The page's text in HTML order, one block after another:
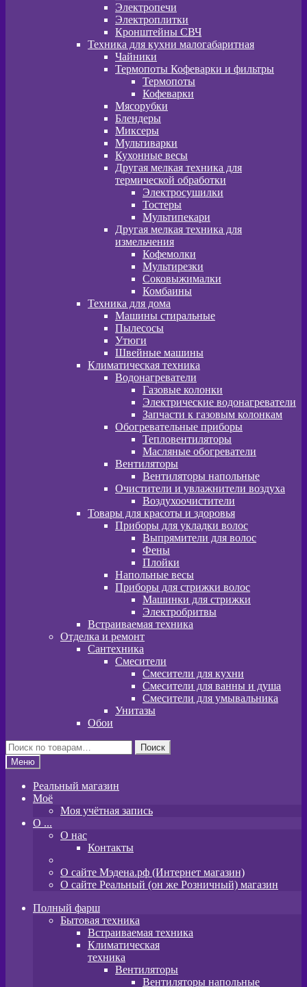
Электропечи
Электроплитки
Кронштейны СВЧ
Техника для кухни малогабаритная
Чайники
Термопоты Кофеварки и фильтры
Термопоты
Кофеварки
Мясорубки
Блендеры
Миксеры
Мультиварки
Кухонные весы
Другая мелкая техника для
термической обработки
Электросушилки
Тостеры
Мультипекари
Другая мелкая техника для
измельчения
Кофемолки
Мультирезки
Соковыжималки
Комбаины
Техника для дома
Машины стиральные
Пылесосы
Утюги
Швейные машины
Климатическая техника
Водонагреватели
Газовые колонки
Электрические водонагреватели
Запчасти к газовым колонкам
Обогревательные приборы
Тепловентиляторы
Масляные обогреватели
Вентиляторы
Вентиляторы напольные
Очистители и увлажнители воздуха
Воздухоочистители
Товары для красоты и здоровья
Приборы для укладки волос
Выпрямители для волос
Фены
Плойки
Напольные весы
Приборы для стрижки волос
Машинки для стрижки
Электробритвы
Встраиваемая техника
Отделка и ремонт
Сантехника
Смесители
Смесители для кухни
Смесители для ванны и душа
Смесители для умывальника
Унитазы
Обои
Искать:
Поиск
Меню
Реальный магазин
Моё
Моя учётная запись
O ...
О нас
Контакты
О сайте Мэдена.рф (Интернет магазин)
О сайте Реальный (он же Розничный) магазин
Полный фарш
Бытовая техника
Встраиваемая техника
Климатическая
техника
Вентиляторы
Вентиляторы напольные